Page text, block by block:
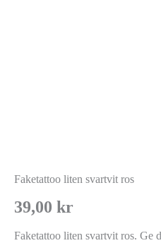
Faketattoo liten svartvit ros
39,00 kr
Faketattoo liten svartvit ros. Ge